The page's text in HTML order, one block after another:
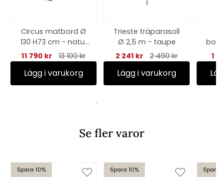
Circus matbord Ø
130 H73 cm - natur
teak
11 790 kr 13 100 kr
Lägg i varukorg
Trieste träparasoll
Ø 2,5 m - taupe
2 241 kr
2 490 kr
Lägg i varukorg
1
Se fler varor
Spara 10% Spara 10% Spara